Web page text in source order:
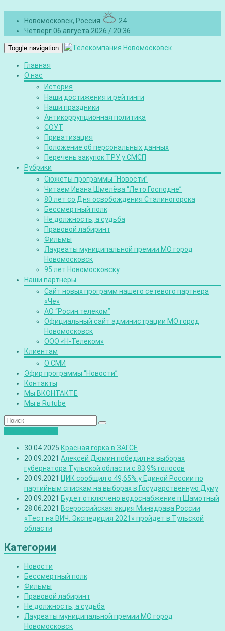
Новомосковск, Россия
24
Четверг 06 августа 2026 / 20:36
Toggle navigation
Главная
О нас
История
Наши достижения и рейтинги
Наши праздники
Антикоррупционная политика
СОУТ
Приватизация
Положение об персональных данных
Перечень закупок ТРУ у СМСП
Рубрики
Сюжеты программы “Новости”
Читаем Ивана Шмелёва “Лето Господне”
80 лет со Дня освобождения Сталиногорска
Бессмертный полк
Не должность, а судьба
Правовой лабиринт
Фильмы
Лауреаты муниципальной премии МО город
Новомосковск
95 лет Новомосковску
Наши партнеры
Сайт новых программ нашего сетевого партнера
«Че»
АО “Росин.телеком”
Официальный сайт администрации МО город
Новомосковск
ООО «Н-Телеком»
Клиентам
О СМИ
Эфир программы “Новости”
Контакты
Мы ВКОНТАКТЕ
Мы в Rutube
30.04.2025 Красная горка в ЗАГСЕ
20.09.2021 Алексей Дюмин победил на выборах
губернатора Тульской области с 83,9% голосов
20.09.2021 ЦИК сообщил о 49,65% у Единой России по
партийным спискам на выборах в Государственную Думу
20.09.2021 Будет отключено водоснабжение п.Шамотный
28.06.2021 Всероссийская акция Минздрава России
«Тест на ВИЧ: Экспедиция 2021» пройдет в Тульской
области
Категории
Новости
Бессмертный полк
Фильмы
Правовой лабиринт
Не должность, а судьба
Лауреаты муниципальной премии МО город
Новомосковск